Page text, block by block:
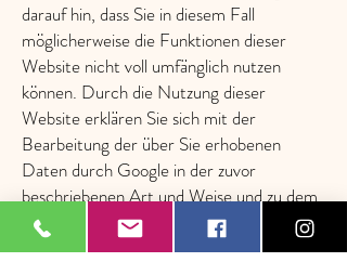
darauf hin, dass Sie in diesem Fall
möglicherweise die Funktionen dieser
Website nicht voll umfänglich nutzen
können. Durch die Nutzung dieser
Website erklären Sie sich mit der
Bearbeitung der über Sie erhobenen
Daten durch Google in der zuvor
beschriebenen Art und Weise und zu dem
zuvor benannten Zweck einverstanden. Als
Nutzer dieser Website anerkennen Sie,